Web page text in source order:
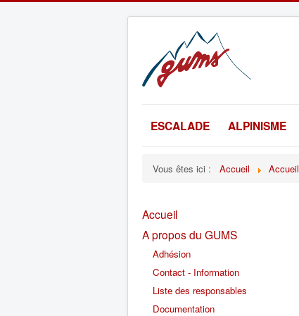
ESCALADE ALPINISME
Vous êtes ici : Accueil Accueil
Accueil
A propos du GUMS
Adhésion
Contact - Information
Liste des responsables
Documentation